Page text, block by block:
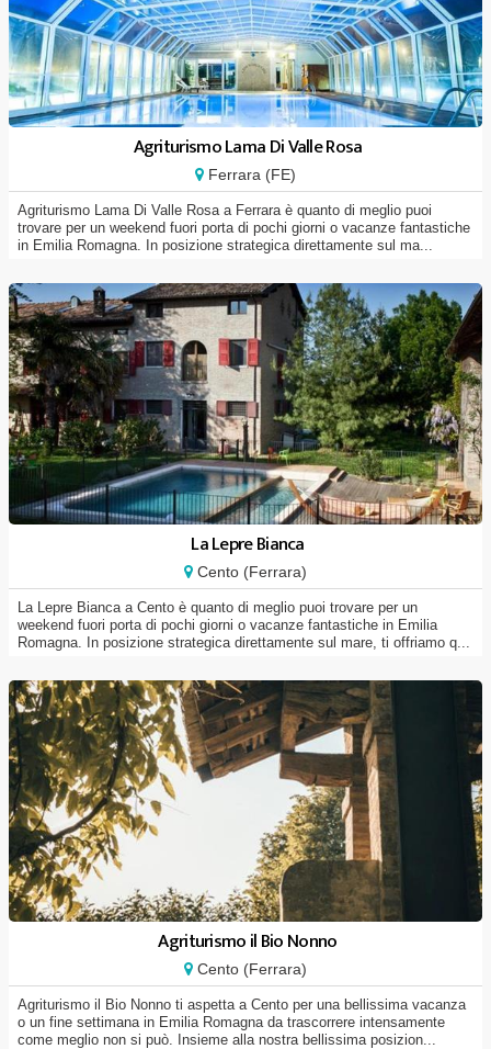
Agriturismo Lama Di Valle Rosa
Ferrara (FE)
Agriturismo Lama Di Valle Rosa a Ferrara è quanto di meglio puoi
trovare per un weekend fuori porta di pochi giorni o vacanze fantastiche
in Emilia Romagna. In posizione strategica direttamente sul ma...
La Lepre Bianca
Cento (Ferrara)
La Lepre Bianca a Cento è quanto di meglio puoi trovare per un
weekend fuori porta di pochi giorni o vacanze fantastiche in Emilia
Romagna. In posizione strategica direttamente sul mare, ti offriamo q...
Agriturismo il Bio Nonno
Cento (Ferrara)
Agriturismo il Bio Nonno ti aspetta a Cento per una bellissima vacanza
o un fine settimana in Emilia Romagna da trascorrere intensamente
come meglio non si può. Insieme alla nostra bellissima posizion...